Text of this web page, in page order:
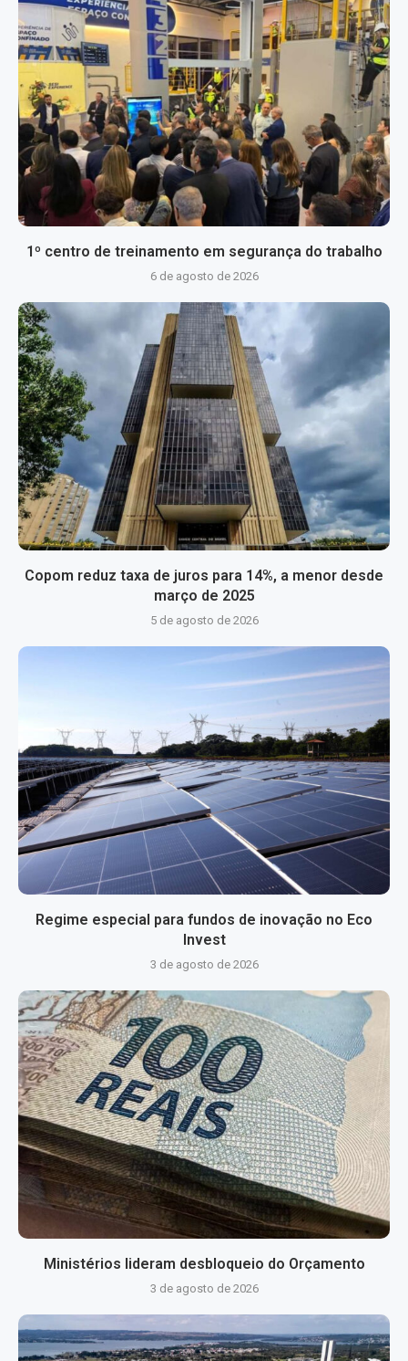
1º centro de treinamento em segurança do trabalho
6 de agosto de 2026
Copom reduz taxa de juros para 14%, a menor desde
março de 2025
5 de agosto de 2026
Regime especial para fundos de inovação no Eco
Invest
3 de agosto de 2026
Ministérios lideram desbloqueio do Orçamento
3 de agosto de 2026